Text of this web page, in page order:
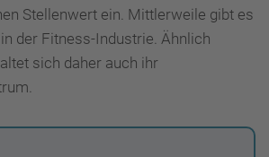
Stellenwert ein. Mittlerweile gibt es
der Fitness-Industrie. Ähnlich
sich daher auch ihr